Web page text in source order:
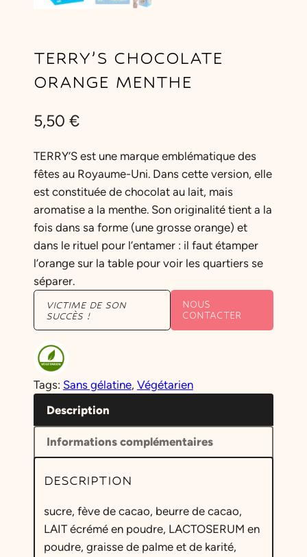
TERRY’S CHOCOLATE
ORANGE MENTHE
5,50 €
TERRY’S est une marque emblématique des
fêtes au Royaume-Uni. Dans cette version, elle
est constituée de chocolat au lait, mais
aromatise a la menthe. Son originalité tient a la
fois dans sa forme (une grosse orange) et
dans le rituel pour l’entamer : il faut étamper
l’orange sur la table pour voir les quartiers se
séparer.
VICTIME DE SON
SUCCÈS !
NOUS
CONTACTER
Tags: Sans gélatine, Végétarien
Description
Informations complémentaires
DESCRIPTION
sucre, fève de cacao, beurre de cacao,
LAIT écrémé en poudre, LACTOSERUM en
poudre, graisse de palme et de karité,